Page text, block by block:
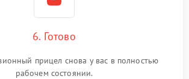
6. Готово
прицел снова у вас в полностью
рабочем состоянии.